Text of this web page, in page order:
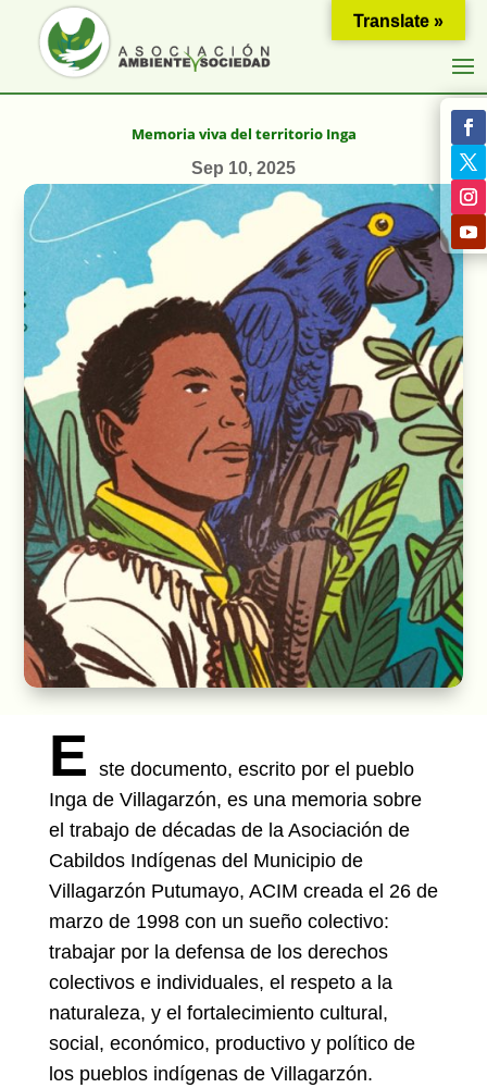
Memoria viva del territorio Inga
Sep 10, 2025
E ste documento, escrito por el pueblo
Inga de Villagarzón, es una memoria sobre
el trabajo de décadas de la Asociación de
Cabildos Indígenas del Municipio de
Villagarzón Putumayo, ACIM creada el 26 de
marzo de 1998 con un sueño colectivo:
trabajar por la defensa de los derechos
colectivos e individuales, el respeto a la
naturaleza, y el fortalecimiento cultural,
social, económico, productivo y político de
los pueblos indígenas de Villagarzón.
Translate »